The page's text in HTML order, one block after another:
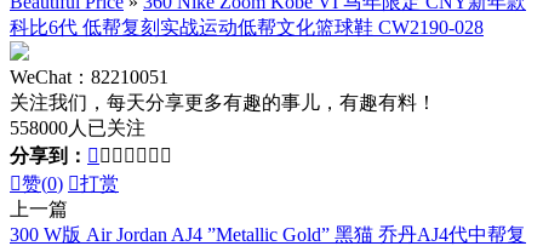
科比6代 低帮复刻实战运动低帮文化篮球鞋 CW2190-028
WeChat：82210051
关注我们，每天分享更多有趣的事儿，有趣有料！
558000人已关注
分享到：       
赞(0) 打赏
上一篇
300 W版 Air Jordan AJ4 ”Metallic Gold” 黑猫 乔丹AJ4代中帮复